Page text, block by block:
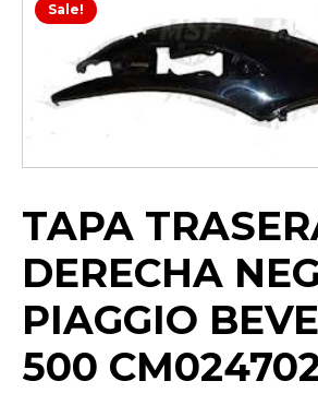
Sale!
TAPA
DERECHA
PIAGGIO
500